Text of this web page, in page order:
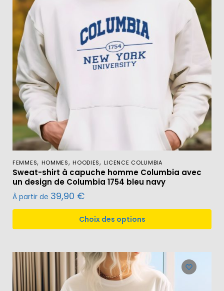
FEMMES, HOMMES, HOODIES, LICENCE COLUMBIA
Sweat-shirt à capuche homme Columbia avec
un design de Columbia 1754 bleu navy
À partir de 39,90 €
Choix des options